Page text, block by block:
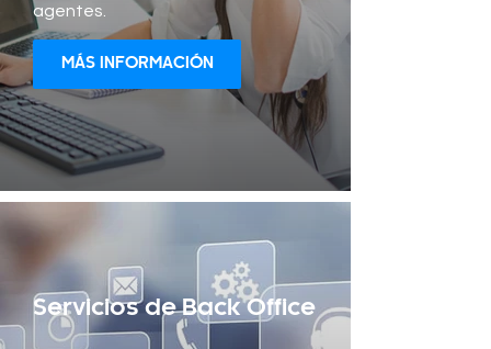
agentes.
MÁS INFORMACIÓN
Servicios de Back Office